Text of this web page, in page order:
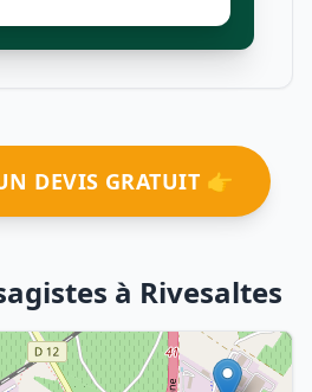
DEVIS GRATUIT 👉
à Rivesaltes